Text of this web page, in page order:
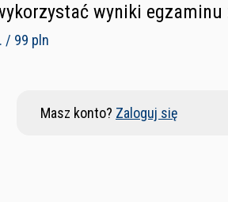
wyniki
/ 99 pln
Masz konto? Zaloguj się